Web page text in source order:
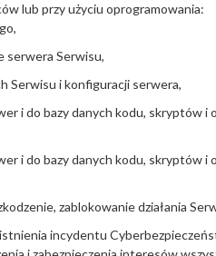
lub przy użyciu oprogramowania:
serwera Serwisu,
Serwisu i konfiguracji serwera,
i do bazy danych kodu, skryptów
i do bazy danych kodu, skryptów
zablokowanie działania
incydentu